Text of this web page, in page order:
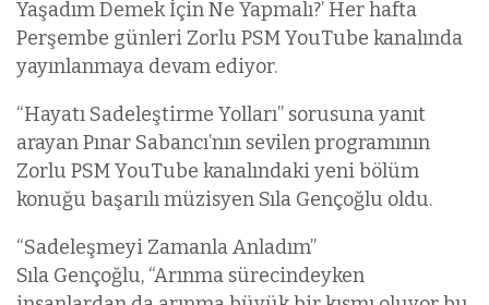
Yaşadım Demek İçin Ne Yapmalı?’ Her hafta
Perşembe günleri Zorlu PSM YouTube kanalında
yayınlanmaya devam ediyor.
“Hayatı Sadeleştirme Yolları” sorusuna yanıt
arayan Pınar Sabancı’nın sevilen programının
Zorlu PSM YouTube kanalındaki yeni bölüm
konuğu başarılı müzisyen Sıla Gençoğlu oldu.
“Sadeleşmeyi Zamanla Anladım”
Sıla Gençoğlu, “Arınma sürecindeyken